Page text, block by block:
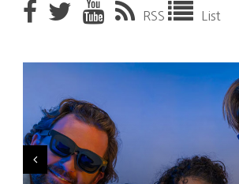
RSS List